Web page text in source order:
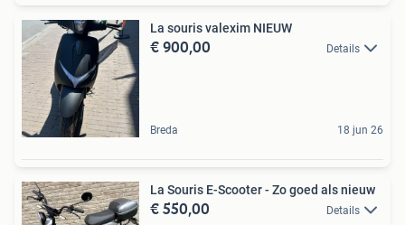
La souris valexim NIEUW
€ 900,00 Details
Breda 18 jun 26
La Souris E-Scooter - Zo goed als nieuw
€ 550,00 Details